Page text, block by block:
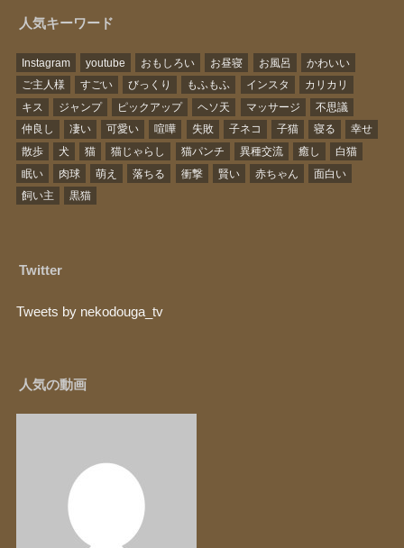
人気キーワード
Instagram youtube おもしろい お昼寝 お風呂
かわいい
ご主人様
すごい びっくり もふもふ インスタ
カリカリ
キス
ジャンプ ピックアップ ヘソ天 マッサージ
不思議
仲良し
凄い 可愛い 喧嘩 失敗 子ネコ 子猫 寝る
幸せ
散歩
犬 猫 猫じゃらし 猫パンチ 異種交流 癒し
白猫
眠い
肉球 萌え 落ちる 衝撃 賢い 赤ちゃん
面白い
飼い主
黒猫
Twitter
Tweets by nekodouga_tv
人気の動画